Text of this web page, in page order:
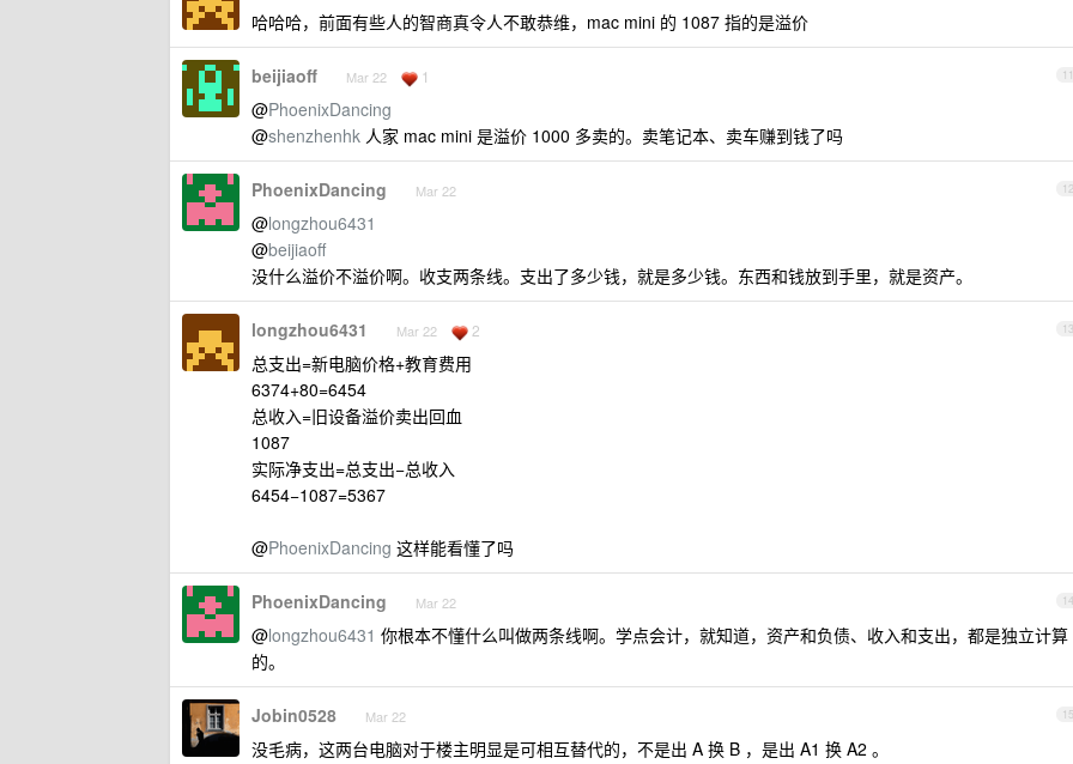
哈哈哈，前面有些人的智商真令人不敢恭维，mac mini 的 1087 指的是溢价
11
beijiaoff Mar 22 1
@PhoenixDancing
@shenzhenhk 人家 mac mini 是溢价 1000 多卖的。卖笔记本、卖车赚到钱了吗
12
PhoenixDancing Mar 22
@longzhou6431
@beijiaoff
没什么溢价不溢价啊。收支两条线。支出了多少钱，就是多少钱。东西和钱放到手里，就是资产。
13
longzhou6431 Mar 22 2
总支出=新电脑价格+教育费用
6374+80=6454
总收入=旧设备溢价卖出回血
1087
实际净支出=总支出−总收入
6454−1087=5367
@PhoenixDancing 这样能看懂了吗
14
PhoenixDancing Mar 22
@longzhou6431 你根本不懂什么叫做两条线啊。学点会计，就知道，资产和负债、收入和支出，都是独立计算
的。
15
Jobin0528 Mar 22
没毛病，这两台电脑对于楼主明显是可相互替代的，不是出 A 换 B ，是出 A1 换 A2 。